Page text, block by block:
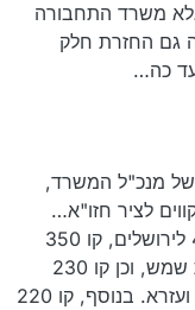
משרד התחבורה
גם החזרת חלק
עד כה…
של מנכ"ל המשרד,
לציר חזו"א…
כשבין הקווים שישובו לפעול בציר: קו 402 לירושלים, קו 350
לאשדוד, קווים 680 ו-681 לרמה ד’ בבית שמש, וכן קו 230
למודיעין עילית שיעבור ברחובות חזון איש ועזרא. בנוסף, קו 220